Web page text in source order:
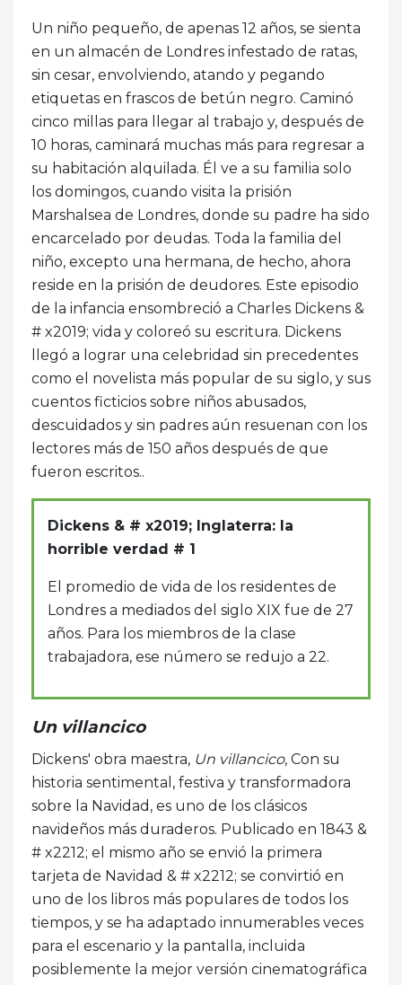
Un niño pequeño, de apenas 12 años, se sienta
en un almacén de Londres infestado de ratas,
sin cesar, envolviendo, atando y pegando
etiquetas en frascos de betún negro. Caminó
cinco millas para llegar al trabajo y, después de
10 horas, caminará muchas más para regresar a
su habitación alquilada. Él ve a su familia solo
los domingos, cuando visita la prisión
Marshalsea de Londres, donde su padre ha sido
encarcelado por deudas. Toda la familia del
niño, excepto una hermana, de hecho, ahora
reside en la prisión de deudores. Este episodio
de la infancia ensombreció a Charles Dickens &
# x2019; vida y coloreó su escritura. Dickens
llegó a lograr una celebridad sin precedentes
como el novelista más popular de su siglo, y sus
cuentos ficticios sobre niños abusados,
descuidados y sin padres aún resuenan con los
lectores más de 150 años después de que
fueron escritos..
Dickens & # x2019; Inglaterra: la
horrible verdad # 1
El promedio de vida de los residentes de
Londres a mediados del siglo XIX fue de 27
años. Para los miembros de la clase
trabajadora, ese número se redujo a 22.
Un villancico
Dickens' obra maestra, Un villancico, Con su
historia sentimental, festiva y transformadora
sobre la Navidad, es uno de los clásicos
navideños más duraderos. Publicado en 1843 &
# x2212; el mismo año se envió la primera
tarjeta de Navidad & # x2212; se convirtió en
uno de los libros más populares de todos los
tiempos, y se ha adaptado innumerables veces
para el escenario y la pantalla, incluida
posiblemente la mejor versión cinematográfica